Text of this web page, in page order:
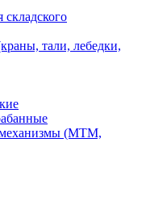
складского
тали, лебедки,
(МТМ,